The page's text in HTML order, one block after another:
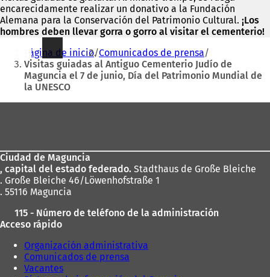
encarecidamente realizar un donativo a la Fundación
Alemana para la Conservación del Patrimonio Cultural. ¡Los
hombres deben llevar gorra o gorro al visitar el cementerio!
Estás
aquí:
Página de inicio Comunicados de prensa
Visitas guiadas al Antiguo Cementerio Judío de
Maguncia el 7 de junio, Día del Patrimonio Mundial de
la UNESCO
pies
Ciudad de Maguncia
, capital del estado federado. Stadthaus de Große Bleiche
. Große Bleiche 46/Löwenhofstraße 1
. 55116 Maguncia
115 - Número de teléfono de la administración
Acceso rápido
Organización administrativa
Comunicados de prensa
Vacantes